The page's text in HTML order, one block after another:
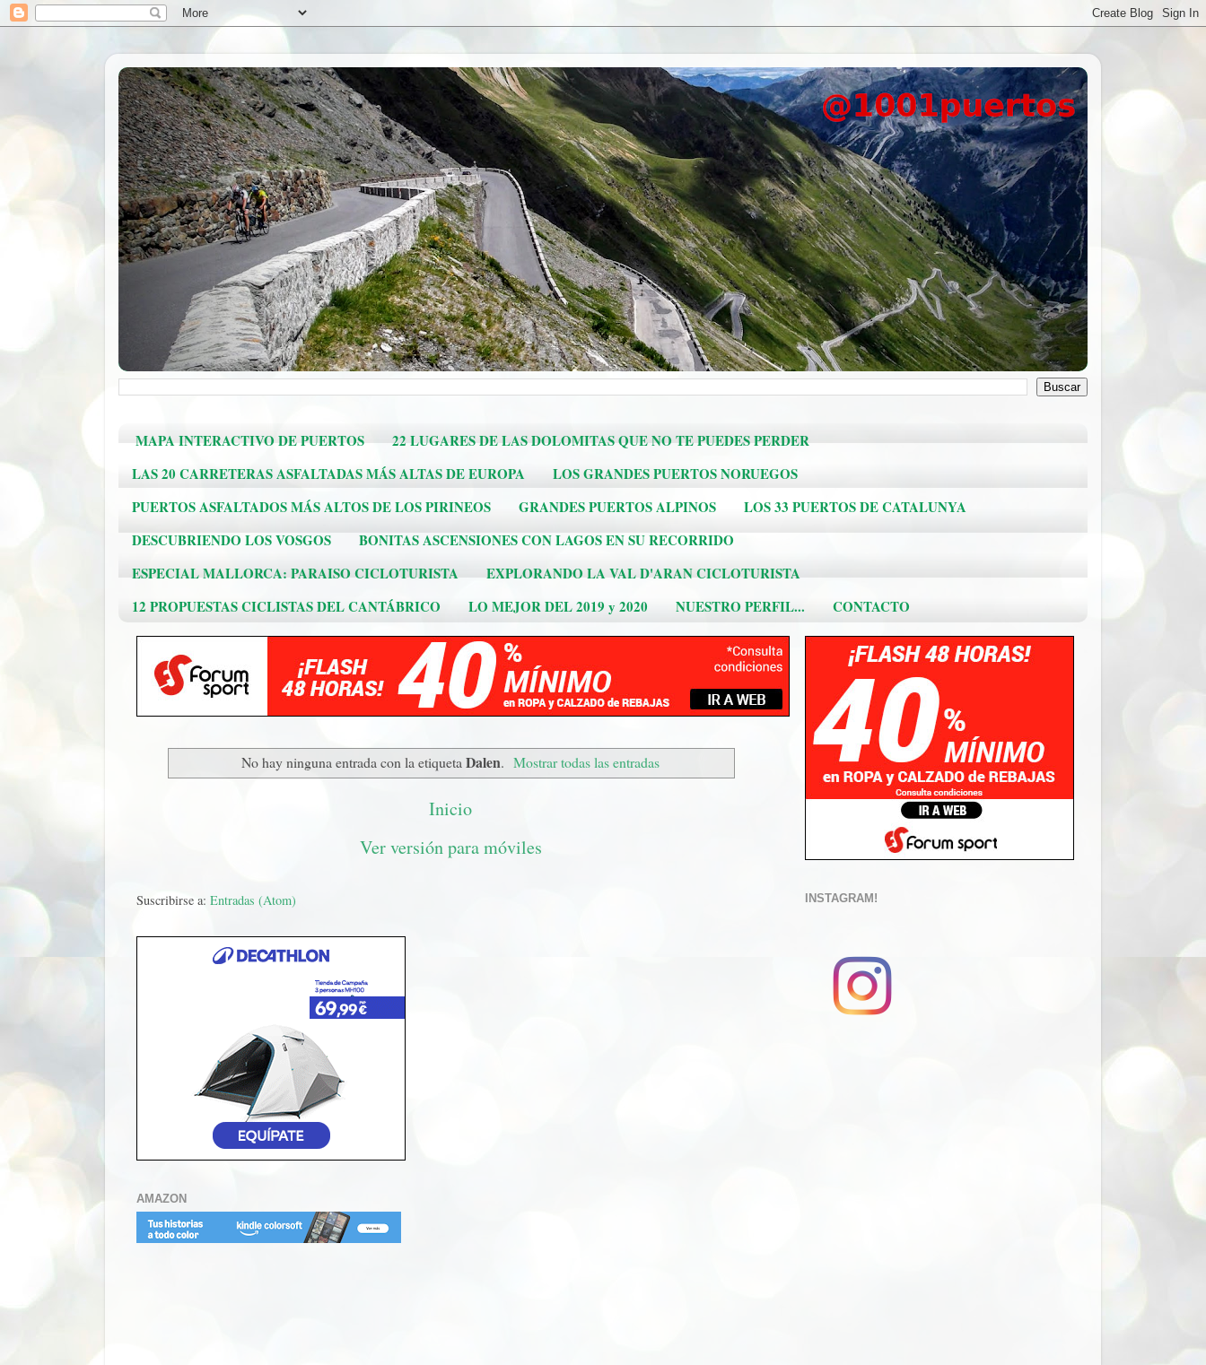
MAPA INTERACTIVO DE PUERTOS
22 LUGARES DE LAS DOLOMITAS QUE NO TE PUEDES PERDER
LAS 20 CARRETERAS ASFALTADAS MÁS ALTAS DE EUROPA
LOS GRANDES PUERTOS NORUEGOS
PUERTOS ASFALTADOS MÁS ALTOS DE LOS PIRINEOS
GRANDES PUERTOS ALPINOS
LOS 33 PUERTOS DE CATALUNYA
DESCUBRIENDO LOS VOSGOS
BONITAS ASCENSIONES CON LAGOS EN SU RECORRIDO
ESPECIAL MALLORCA: PARAISO CICLOTURISTA
EXPLORANDO LA VAL D'ARAN CICLOTURISTA
12 PROPUESTAS CICLISTAS DEL CANTÁBRICO
LO MEJOR DEL 2019 y 2020 NUESTRO PERFIL... CONTACTO
No hay ninguna entrada con la etiqueta Dalen. Mostrar todas las entradas
Inicio
Ver versión para móviles
Suscribirse a: Entradas (Atom)
AMAZON
INSTAGRAM!